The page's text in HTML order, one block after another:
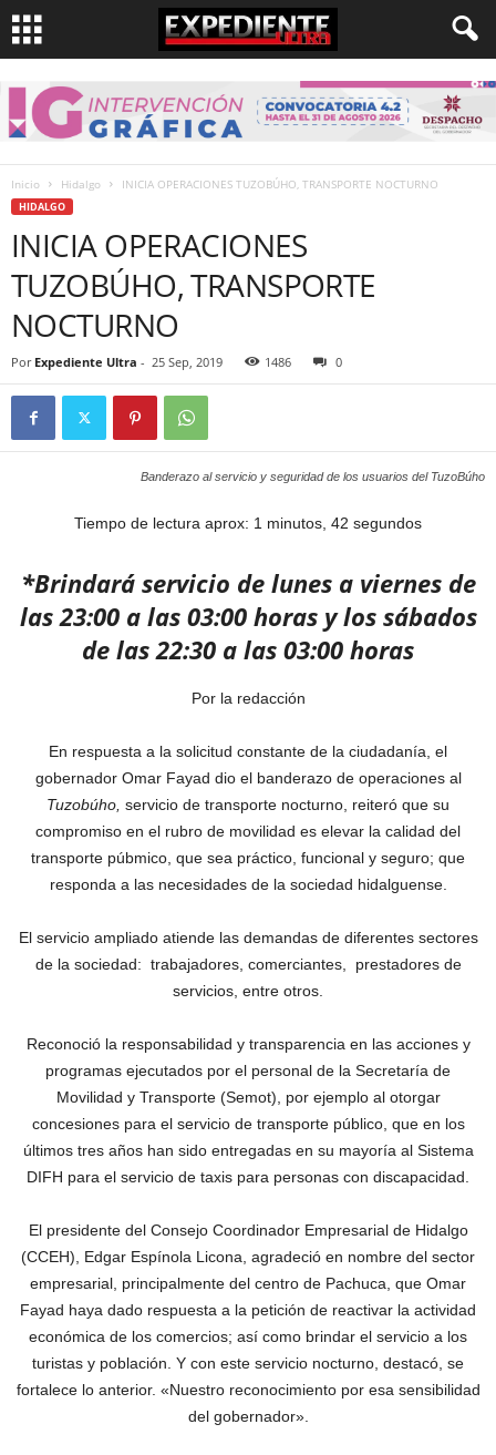
Inicio Hidalgo INICIA OPERACIONES TUZOBÚHO, TRANSPORTE NOCTURNO
HIDALGO
INICIA OPERACIONES
TUZOBÚHO, TRANSPORTE
NOCTURNO
Por Expediente Ultra - 25 Sep, 2019 1486 0
Banderazo al servicio y seguridad de los usuarios del TuzoBúho
Tiempo de lectura aprox: 1 minutos, 42 segundos
*Brindará servicio de lunes a viernes de
las 23:00 a las 03:00 horas y los sábados
de las 22:30 a las 03:00 horas
Por la redacción
En respuesta a la solicitud constante de la ciudadanía, el
gobernador Omar Fayad dio el banderazo de operaciones al
Tuzobúho, servicio de transporte nocturno, reiteró que su
compromiso en el rubro de movilidad es elevar la calidad del
transporte púbmico, que sea práctico, funcional y seguro; que
responda a las necesidades de la sociedad hidalguense.
El servicio ampliado atiende las demandas de diferentes sectores
de la sociedad: trabajadores, comerciantes, prestadores de
servicios, entre otros.
Reconoció la responsabilidad y transparencia en las acciones y
programas ejecutados por el personal de la Secretaría de
Movilidad y Transporte (Semot), por ejemplo al otorgar
concesiones para el servicio de transporte público, que en los
últimos tres años han sido entregadas en su mayoría al Sistema
DIFH para el servicio de taxis para personas con discapacidad.
El presidente del Consejo Coordinador Empresarial de Hidalgo
(CCEH), Edgar Espínola Licona, agradeció en nombre del sector
empresarial, principalmente del centro de Pachuca, que Omar
Fayad haya dado respuesta a la petición de reactivar la actividad
económica de los comercios; así como brindar el servicio a los
turistas y población. Y con este servicio nocturno, destacó, se
fortalece lo anterior. «Nuestro reconocimiento por esa sensibilidad
del gobernador».